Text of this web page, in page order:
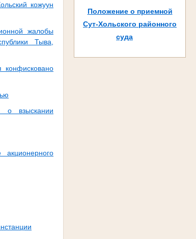
Положение о приемной
Сут-Хольского районного
суда
кожуун
жалобы
Тыва,
конфисковано
о взыскании